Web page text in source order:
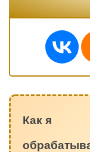
Как я